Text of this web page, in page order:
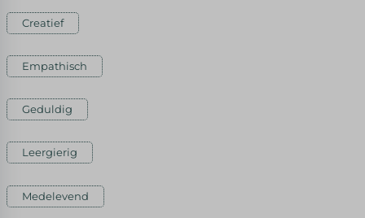
Creatief
Empathisch
Geduldig
Leergierig
Medelevend